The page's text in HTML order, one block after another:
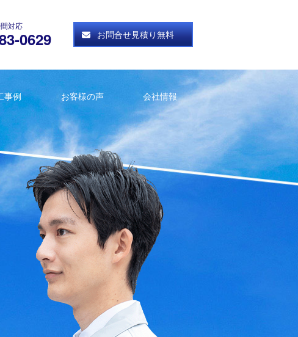
対応
0629 お問合せ見積り無料
事例 お客様の声 会社情報